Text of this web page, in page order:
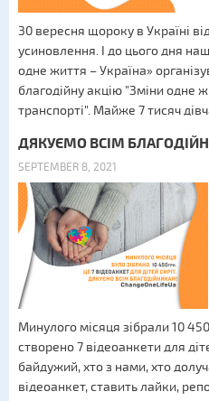
30 вересня щороку в Україні
усиновлення. І до цього дня
одне життя – Україна»
благодійну акцію "Зміни одне
транспорті". Майже 7 тисяч
ДЯКУЄМО ВСІМ
SEPTEMBER 8, 2021
Минулого місяця зібрали 10
створено 7 відеоанкети для
байдужий, хто з нами, хто
відеоанкет, ставить лайки,